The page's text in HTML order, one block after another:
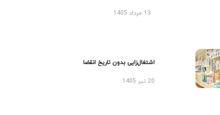
13 مرداد 1405
اشتغال‌زایی بدون تاریخ انقضا
20 تیر 1405